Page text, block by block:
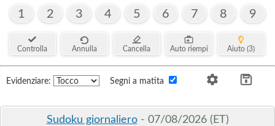
1 2 3 4 5 6 7 8 9
Controlla Annulla Cancella Auto riempi Aiuto (3)
Evidenziare: Segni a matita
Sudoku giornaliero- 07/08/2026 (ET)